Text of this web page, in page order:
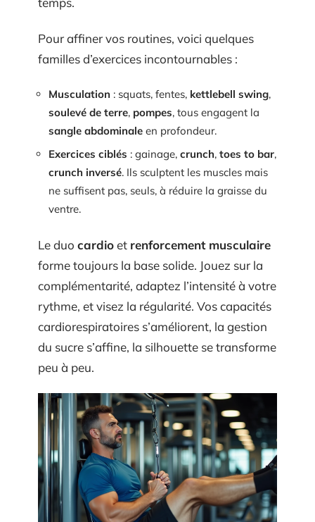
Pour affiner vos routines, voici quelques
familles d’exercices incontournables :
Musculation : squats, fentes, kettlebell swing,
soulevé de terre, pompes, tous engagent la
sangle abdominale en profondeur.
Exercices ciblés : gainage, crunch, toes to bar,
crunch inversé. Ils sculptent les muscles mais
ne suffisent pas, seuls, à réduire la graisse du
ventre.
Le duo cardioet renforcement musculaire
forme toujours la base solide. Jouez sur la
complémentarité, adaptez l’intensité à votre
rythme, et visez la régularité. Vos capacités
cardiorespiratoires s’améliorent, la gestion
du sucre s’affine, la silhouette se transforme
peu à peu.